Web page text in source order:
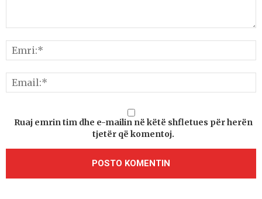
Ruaj emrin tim dhe e-mailin në këtë shfletues për herën
tjetër që komentoj.